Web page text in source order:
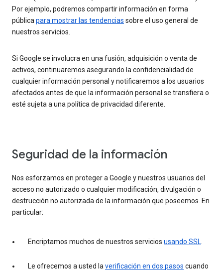
Por ejemplo, podremos compartir información en forma
públicapara mostrar las tendencias sobre el uso general de
nuestros servicios.
Si Google se involucra en una fusión, adquisición o venta de
activos, continuaremos asegurando la confidencialidad de
cualquier información personal y notificaremos a los usuarios
afectados antes de que la información personal se transfiera o
esté sujeta a una política de privacidad diferente.
Seguridad de la información
Nos esforzamos en proteger a Google y nuestros usuarios del
acceso no autorizado o cualquier modificación, divulgación o
destrucción no autorizada de la información que poseemos. En
particular:
Encriptamos muchos de nuestros servicios usando SSL.
Le ofrecemos a usted laverificación en dos pasos cuando